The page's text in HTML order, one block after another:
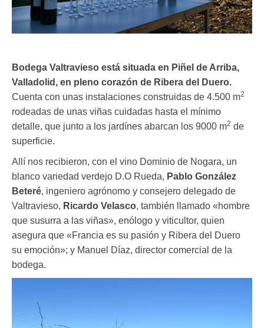
Bodega Valtravieso está situada en Piñel de Arriba,
Valladolid, en pleno corazón de Ribera del Duero.
Cuenta con unas instalaciones construidas de 4.500 m2
rodeadas de unas viñas cuidadas hasta el mínimo
detalle, que junto a los jardínes abarcan los 9000 m2 de
superficie.
Allí nos recibieron, con el vino Dominio de Nogara, un
blanco variedad verdejo D.O Rueda, Pablo González
Beteré, ingeniero agrónomo y consejero delegado de
Valtravieso, Ricardo Velasco, también llamado «hombre
que susurra a las viñas», enólogo y viticultor, quien
asegura que «Francia es su pasión y Ribera del Duero
su emoción»; y Manuel Díaz, director comercial de la
bodega.